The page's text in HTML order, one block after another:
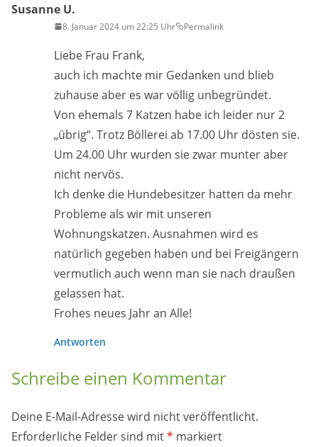
Susanne U.
8. Januar 2024 um 22:25 Uhr Permalink
Liebe Frau Frank,
auch ich machte mir Gedanken und blieb
zuhause aber es war völlig unbegründet.
Von ehemals 7 Katzen habe ich leider nur 2
„übrig“. Trotz Böllerei ab 17.00 Uhr dösten sie.
Um 24.00 Uhr wurden sie zwar munter aber
nicht nervös.
Ich denke die Hundebesitzer hatten da mehr
Probleme als wir mit unseren
Wohnungskatzen. Ausnahmen wird es
natürlich gegeben haben und bei Freigängern
vermutlich auch wenn man sie nach draußen
gelassen hat.
Frohes neues Jahr an Alle!
Antworten
Schreibe einen Kommentar
Deine E-Mail-Adresse wird nicht veröffentlicht.
Erforderliche Felder sind mit* markiert